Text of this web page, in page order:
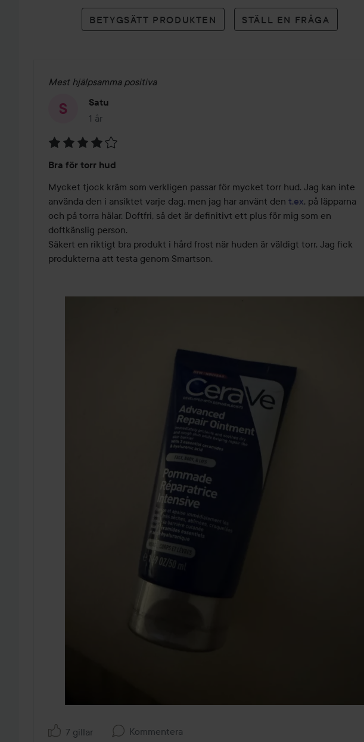
BETYGSÄTT PRODUKTEN STÄLL EN FRÅGA
Mest hjälpsamma positiva
Satu
1 år
Inlägget skapades 1 år
4
av
5
Bra för torr hud
Mycket tjock kräm som verkligen passar för mycket torr hud. Jag kan inte
använda den i ansiktet varje dag, men jag har använt den t.ex. på läpparna
och på torra hälar. Doftfri, så det är definitivt ett plus för mig som en
doftkänslig person.
Säkert en riktigt bra produkt i hård frost när huden är väldigt torr. Jag fick
produkterna att testa genom Smartson.
7 gillar Kommentera